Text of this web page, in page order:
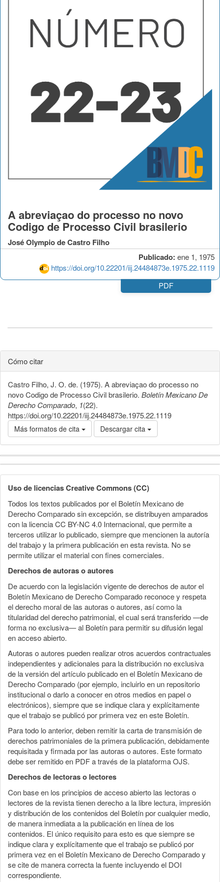
Publicado: ene 1, 1975
https://doi.org/10.22201/iij.24484873e.1975.22.1119
A abreviaçao do processo no novo
Codigo de Processo Civil brasilerio
José Olympio de Castro Filho
PDF
Cómo citar
Castro Filho, J. O. de. (1975). A abreviaçao do processo no
novo Codigo de Processo Civil brasilerio. Boletín Mexicano De
Derecho Comparado, 1(22).
https://doi.org/10.22201/iij.24484873e.1975.22.1119
Más formatos de cita Descargar cita
Detalles
del
artículo
Uso de licencias Creative Commons (CC)
Todos los textos publicados por el Boletín Mexicano de
Derecho Comparado sin excepción, se distribuyen amparados
con la licencia CC BY-NC 4.0 Internacional, que permite a
terceros utilizar lo publicado, siempre que mencionen la autoría
del trabajo y la primera publicación en esta revista. No se
permite utilizar el material con fines comerciales.
Derechos de autoras o autores
De acuerdo con la legislación vigente de derechos de autor el
Boletín Mexicano de Derecho Comparado reconoce y respeta
el derecho moral de las autoras o autores, así como la
titularidad del derecho patrimonial, el cual será transferido —de
forma no exclusiva— al Boletín para permitir su difusión legal
en acceso abierto.
Autoras o autores pueden realizar otros acuerdos contractuales
independientes y adicionales para la distribución no exclusiva
de la versión del artículo publicado en el Boletín Mexicano de
Derecho Comparado (por ejemplo, incluirlo en un repositorio
institucional o darlo a conocer en otros medios en papel o
electrónicos), siempre que se indique clara y explícitamente
que el trabajo se publicó por primera vez en este Boletín.
Para todo lo anterior, deben remitir la carta de transmisión de
derechos patrimoniales de la primera publicación, debidamente
requisitada y firmada por las autoras o autores. Este formato
debe ser remitido en PDF a través de la plataforma OJS.
Derechos de lectoras o lectores
Con base en los principios de acceso abierto las lectoras o
lectores de la revista tienen derecho a la libre lectura, impresión
y distribución de los contenidos del Boletín por cualquier medio,
de manera inmediata a la publicación en línea de los
contenidos. El único requisito para esto es que siempre se
indique clara y explícitamente que el trabajo se publicó por
primera vez en el Boletín Mexicano de Derecho Comparado y
se cite de manera correcta la fuente incluyendo el DOI
correspondiente.